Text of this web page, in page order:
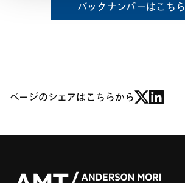
バックナンバーはこちら
ページのシェアはこちらから